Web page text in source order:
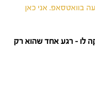
בוואטסאפ. אני כאן
לו – רגע אחד שהוא רק